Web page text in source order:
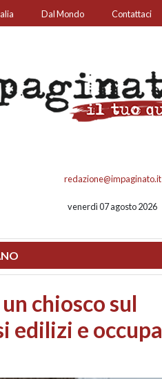
Dal Mondo Contattaci
redazione@impaginato.it
venerdì 07 agosto 2026
su call center,
da maltempo